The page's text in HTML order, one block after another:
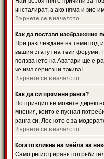
инсталират, а ако няма и вие
Върнете се в началото
Как да поставя изображение
При разглеждане на теми под
вашия статут на тези форуми.
ползването на Аватари ще е
че има сериозни такива!
Върнете се в началото
Как да си променя ранга?
По принцип не можете
мнения, които е пуснал
ранга си. Лесното е за
Върнете се в началото
Когато кликна на мейла на
Само регистрирани